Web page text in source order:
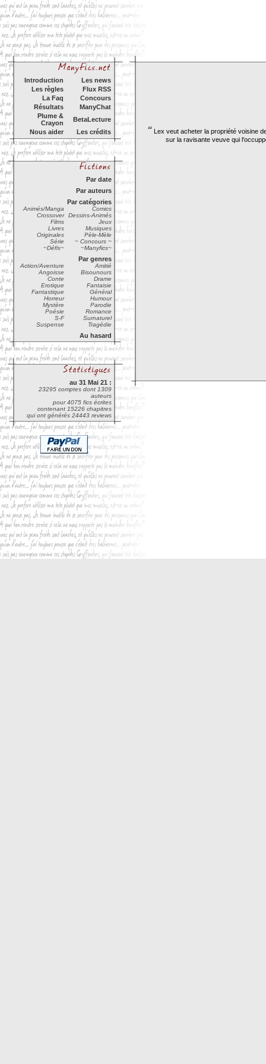
Introduction
Les news
Les règles
Flux RSS
La Faq
Concours
Résultats
ManyChat
Plume &
Crayon
BetaLecture
Nous aider
Les crédits
Par date
Par auteurs
Par catégories
Animés/Manga
Comics
Crossover
Dessins-Animés
Films
Jeux
Livres
Musiques
Originales
Pèle-Mèle
Série
~ Concours ~
~Défis~
~Manyfics~
Par genres
Action/Aventure
Amitié
Angoisse
Bisounours
Conte
Drame
Erotique
Fantaisie
Fantastique
Général
Horreur
Humour
Mystère
Parodie
Poésie
Romance
S-F
Surnaturel
Suspense
Tragédie
Au hasard
au 31 Mai 21 :
23295 comptes dont 1309
auteurs
pour 4075 fics écrites
contenant 15226 chapitres
qui ont générés 24443 reviews
“ Lex veut acheter la propriété voisine
sur la ravisante veuve qui